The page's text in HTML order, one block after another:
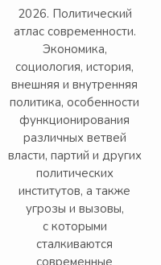
2026. Политический
атлас современности.
Экономика,
социология, история,
внешняя и внутренняя
политика, особенности
функционирования
различных ветвей
власти, партий и других
политических
институтов, а также
угрозы и вызовы,
с которыми
сталкиваются